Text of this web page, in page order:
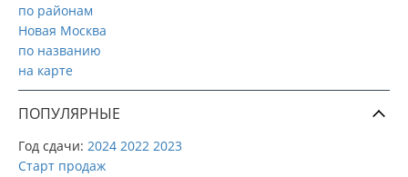
по районам
Новая Москва
по названию
на карте
ПОПУЛЯРНЫЕ
Год сдачи: 2024 2022 2023
Старт продаж